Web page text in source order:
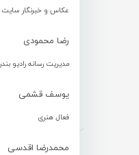
عکاس و خبرنگار سایت
رضا محمودی
مدیریت رسانه رادیو بندر
یوسف قشمی
فعال هنری
محمدرضا اقدسی